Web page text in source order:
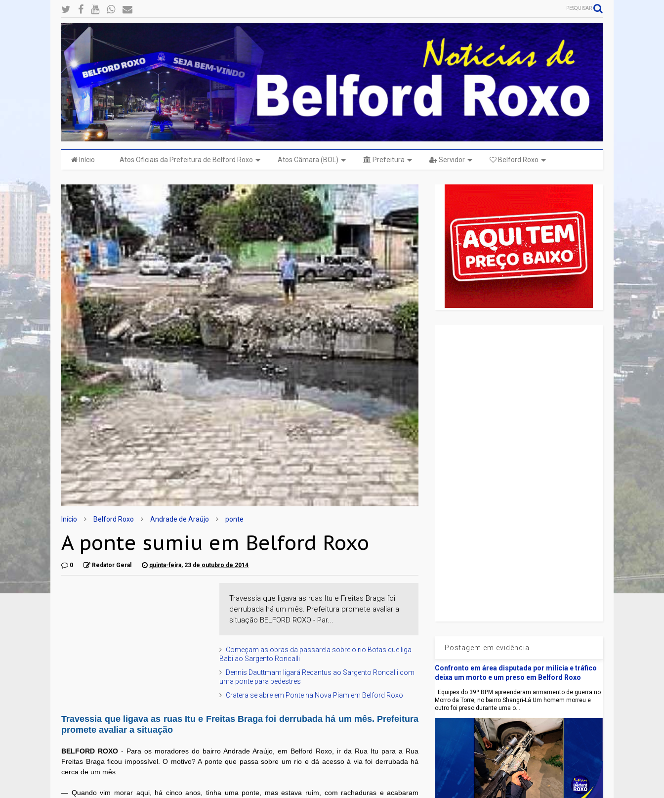
PESQUISAR
Início Atos Oficiais da Prefeitura de Belford Roxo Atos Câmara (BOL) Prefeitura Servidor Belford Roxo
Início Belford Roxo Andrade de Araújo ponte
A ponte sumiu em Belford Roxo
0 Redator Geral quinta-feira, 23 de outubro de 2014
Travessia que ligava as ruas Itu e Freitas Braga foi
derrubada há um mês. Prefeitura promete avaliar a
situação BELFORD ROXO - Par...
Começam as obras da passarela sobre o rio Botas que liga
Babi ao Sargento Roncalli
Dennis Dauttmam ligará Recantus ao Sargento Roncalli com
uma ponte para pedestres
Cratera se abre em Ponte na Nova Piam em Belford Roxo
Travessia que ligava as ruas Itu e Freitas Braga foi derrubada há um mês. Prefeitura
promete avaliar a situação
BELFORD ROXO - Para os moradores do bairro Andrade Araújo, em Belford Roxo, ir da Rua Itu para a Rua
Freitas Braga ficou impossível. O motivo? A ponte que passa sobre um rio e dá acesso à via foi derrubada há
cerca de um mês.
— Quando vim morar aqui, há cinco anos, tinha uma ponte, mas estava ruim, com rachaduras e acabaram
Postagem em evidência
Confronto em área disputada por milícia e tráfico
deixa um morto e um preso em Belford Roxo
Equipes do 39º BPM apreenderam armamento de guerra no
Morro da Torre, no bairro Shangri-Lá Um homem morreu e
outro foi preso durante uma o...